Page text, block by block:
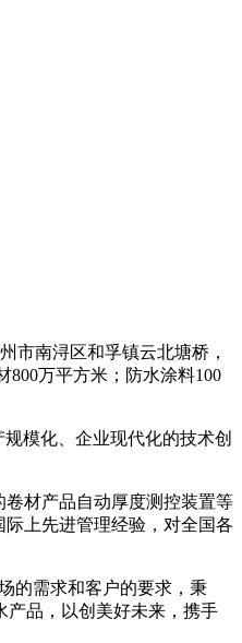
市南浔区和孚镇云北塘桥，
800万平方米；防水涂料100
模化、企业现代化的技术创
材产品自动厚度测控装置等
上先进管理经验，对全国各
的需求和客户的要求，秉
产品，以创美好未来，携手